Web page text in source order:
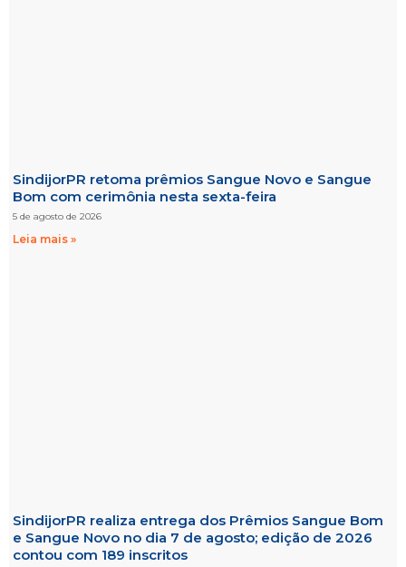
SindijorPR retoma prêmios Sangue Novo e Sangue
Bom com cerimônia nesta sexta-feira
5 de agosto de 2026
Leia mais »
SindijorPR realiza entrega dos Prêmios Sangue Bom
e Sangue Novo no dia 7 de agosto; edição de 2026
contou com 189 inscritos